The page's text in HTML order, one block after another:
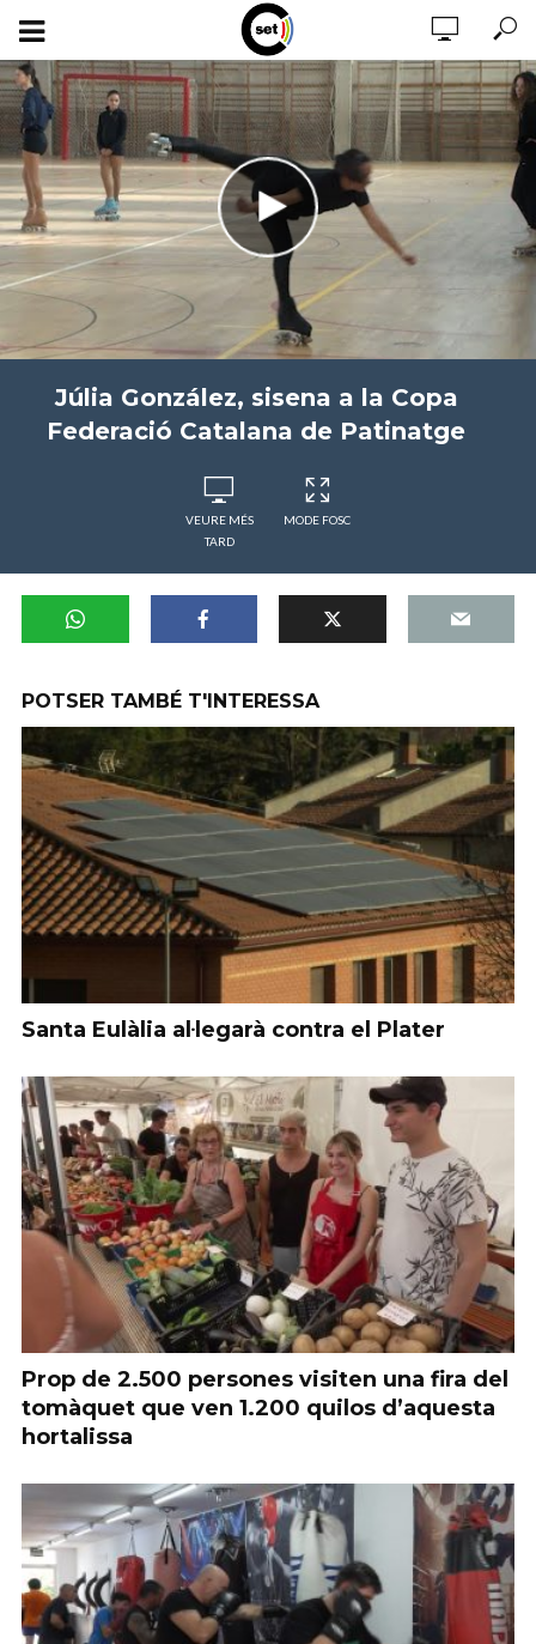
Júlia González, sisena a la Copa
Federació Catalana de Patinatge
VEURE MÉS
TARD
MODE FOSC
POTSER TAMBÉ T'INTERESSA
Santa Eulàlia al·legarà contra el Plater
Prop de 2.500 persones visiten una fira del
tomàquet que ven 1.200 quilos d’aquesta
hortalissa